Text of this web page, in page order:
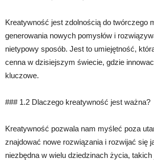
Kreatywność jest zdolnością do twórczego
generowania nowych pomysłów i
nietypowy sposób. Jest to umiejętność,
cenna w dzisiejszym świecie, gdzie
kluczowe.
### 1.2 Dlaczego kreatywność jest ważna?
Kreatywność pozwala nam myśleć poza
znajdować nowe rozwiązania i rozwijać się
niezbędna w wielu dziedzinach życia,